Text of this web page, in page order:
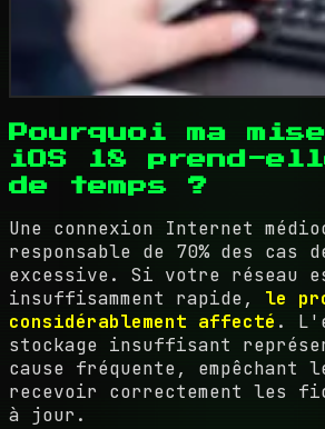
Pourquoi ma
iOS 18 prend-
de temps ?
Une connexion Internet
responsable de 70% des cas
excessive. Si votre réseau
insuffisamment rapide, le
considérablement affecté .
stockage insuffisant
cause fréquente, empêchant
recevoir correctement les
à jour.